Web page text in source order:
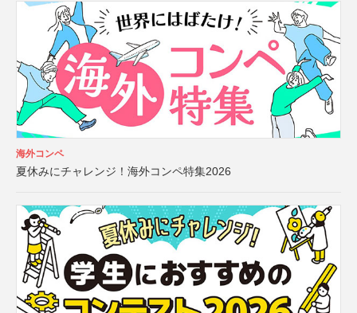
海外コンペ
夏休みにチャレンジ！海外コンペ特集2026